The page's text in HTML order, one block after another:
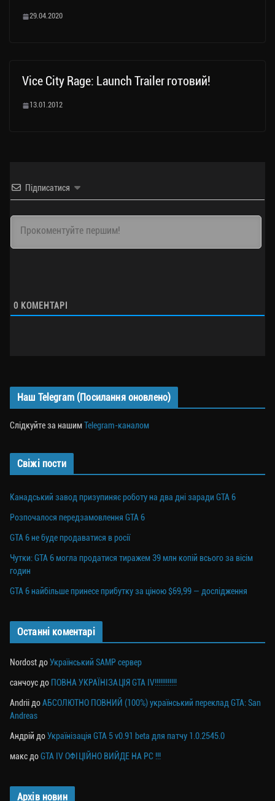
29.04.2020
Vice City Rage: Launch Trailer готовий!
13.01.2012
Підписатися
0 КОМЕНТАРІ
Наш Telegram (Посилання оновлено)
Слідкуйте за нашимTelegram-каналом
Свіжі пости
Канадський завод призупиняє роботу на два дні заради GTA 6
Розпочалося передзамовлення GTA 6
GTA 6 не буде продаватися в росії
Чутки: GTA 6 могла продатися тиражем 39 млн копій всього за вісім
годин
GTA 6 найбільше принесе прибутку за ціною $69,99 — дослідження
Останні коментарі
Nordost доУкраїнський SAMP сервер
санчоус до ПОВНА УКРАЇНІЗАЦІЯ GTA IV!!!!!!!!!!!!
Andrii доАБСОЛЮТНО ПОВНИЙ (100%) український переклад GTA: San
Andreas
Андрій доУкраїнізація GTA 5 v0.91 beta для патчу 1.0.2545.0
макс доGTA IV ОФІЦІЙНО ВИЙДЕ НА PC !!!
Архів новин